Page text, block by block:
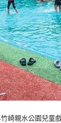
崎親水公園兒